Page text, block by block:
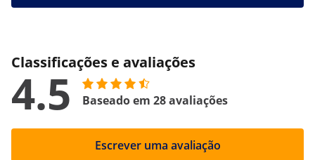
Classificações e avaliações
4.5 Baseado em 28 avaliações
Escrever uma avaliação